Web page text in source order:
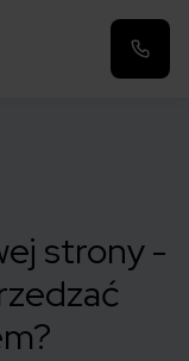
strony -